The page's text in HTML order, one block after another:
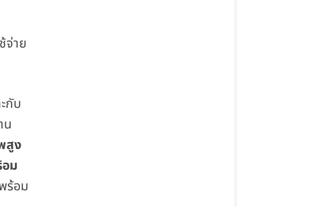
จ่าย
กับ
น
สูง
อม
ร้อม